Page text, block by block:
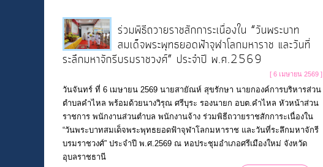
ร่วมพิธีถวายราชสักการะเนื่องใน “วันพระบาท
สมเด็จพระพุทธยอดฟ้าจุฬาโลกมหาราช และวันที่
ระลึกมหาจักรีบรมราชวงศ์” ประจำปี พ.ศ.2569
[ 6 เมษายน 2569 ]
วันจันทร์ ที่ 6 เมษายน 2569 นายสายัณห์ สุขรักษา นายกองค์การบริหารส่วน
ตำบลคำไหล พร้อมด้วยนางวิรุณ ศรีบุระ รองนายก อบต.คำไหล หัวหน้าส่วน
ราชการ พนักงานส่วนตำบล พนักงานจ้าง ร่วมพิธีถวายราชสักการะเนื่องใน
“วันพระบาทสมเด็จพระพุทธยอดฟ้าจุฬาโลกมหาราช และวันที่ระลึกมหาจักรี
บรมราชวงศ์” ประจำปี พ.ศ.2569 ณ หอประชุมอําเภอศรีเมืองใหม่ จังหวัด
อุบลราชธานี